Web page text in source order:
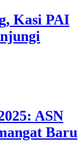
Kasi PAI
ASN
Baru